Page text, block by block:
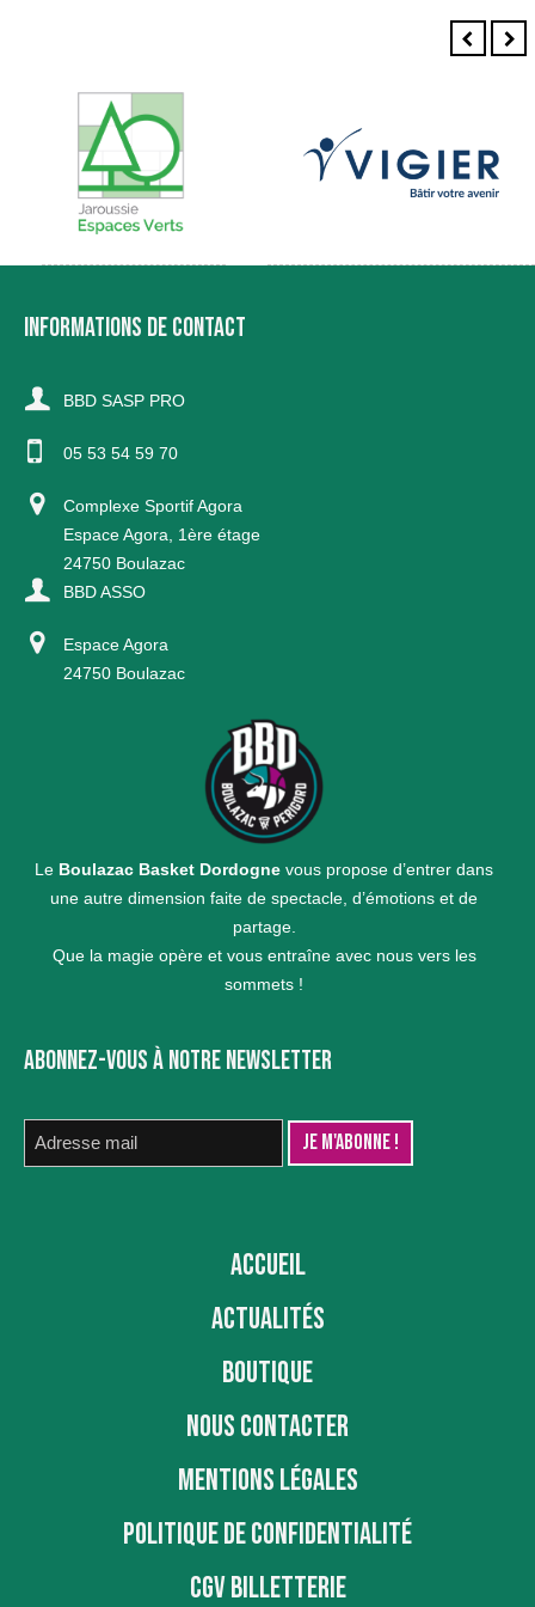
INFORMATIONS DE CONTACT
BBD SASP PRO
05 53 54 59 70
Complexe Sportif Agora
Espace Agora, 1ère étage
24750 Boulazac
BBD ASSO
Espace Agora
24750 Boulazac
Le Boulazac Basket Dordogne vous propose d’entrer dans
une autre dimension faite de spectacle, d’émotions et de
partage.
Que la magie opère et vous entraîne avec nous vers les
sommets !
ABONNEZ-VOUS À NOTRE NEWSLETTER
ACCUEIL
ACTUALITÉS
BOUTIQUE
NOUS CONTACTER
MENTIONS LÉGALES
POLITIQUE DE CONFIDENTIALITÉ
CGV BILLETTERIE